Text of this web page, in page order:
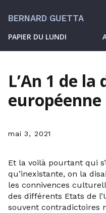
BERNARD GUETTA
PAPIER DU LUNDI
L’An 1 de
européenne
mai 3, 2021
Et la voilà pourtant qui
qu’inexistante, on la
les connivences
des différents Etats de
souvent contradictoires